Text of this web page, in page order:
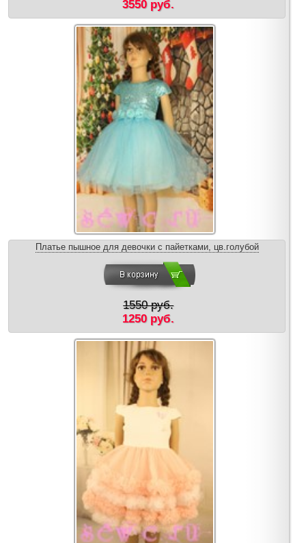
3550 руб.
Платье пышное для девочки с пайетками, цв.голубой
1550 руб.
1250 руб.